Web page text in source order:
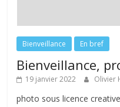
Bienveillance En bref
Bienveillance,
19 janvier 2022 Olivier
photo sous licence